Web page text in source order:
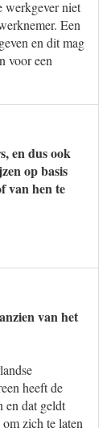
werkgever niet
Een
en dit mag
voor een
en dus ook
op basis
van hen te
van het
heeft de
en dat geldt
zich te laten